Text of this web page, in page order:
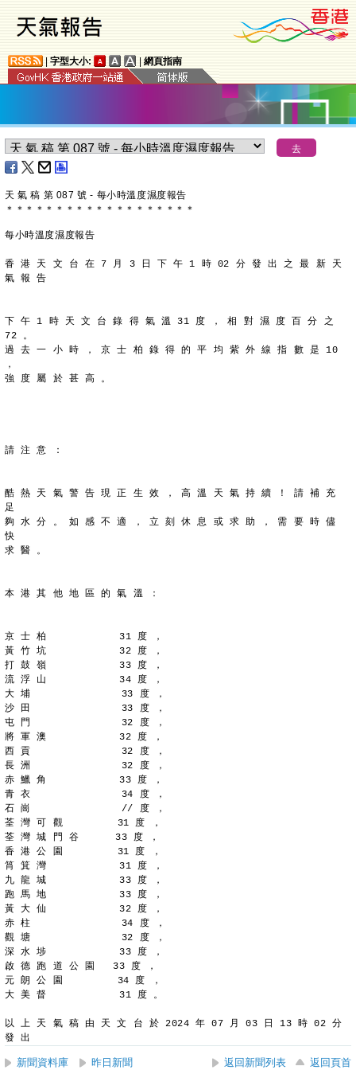
字型大小: 網頁指南
天 氣 稿 第 087 號 - 每小時溫度濕度報告
＊ ＊ ＊ ＊ ＊ ＊ ＊ ＊ ＊ ＊ ＊ ＊ ＊ ＊ ＊ ＊ ＊ ＊ ＊
每小時溫度濕度報告
香 港 天 文 台 在 7 月 3 日 下 午 1 時 02 分 發 出 之 最 新 天
氣 報 告
下 午 1 時 天 文 台 錄 得 氣 溫 31 度 ， 相 對 濕 度 百 分 之
72 。
過 去 一 小 時 ， 京 士 柏 錄 得 的 平 均 紫 外 線 指 數 是 10
，
強 度 屬 於 甚 高 。
請 注 意 ：
酷 熱 天 氣 警 告 現 正 生 效 ， 高 溫 天 氣 持 續 ！ 請 補 充
足
夠 水 分 。 如 感 不 適 ， 立 刻 休 息 或 求 助 ， 需 要 時 儘
快
求 醫 。
本 港 其 他 地 區 的 氣 溫 ：
京 士 柏            31 度 ，
黃 竹 坑            32 度 ，
打 鼓 嶺            33 度 ，
流 浮 山            34 度 ，
大 埔               33 度 ，
沙 田               33 度 ，
屯 門               32 度 ，
將 軍 澳            32 度 ，
西 貢               32 度 ，
長 洲               32 度 ，
赤 鱲 角            33 度 ，
青 衣               34 度 ，
石 崗               // 度 ，
荃 灣 可 觀         31 度 ，
荃 灣 城 門 谷      33 度 ，
香 港 公 園         31 度 ，
筲 箕 灣            31 度 ，
九 龍 城            33 度 ，
跑 馬 地            33 度 ，
黃 大 仙            32 度 ，
赤 柱               34 度 ，
觀 塘               32 度 ，
深 水 埗            33 度 ，
啟 德 跑 道 公 園   33 度 ，
元 朗 公 園         34 度 ，
大 美 督            31 度 。
以 上 天 氣 稿 由 天 文 台 於 2024 年 07 月 03 日 13 時 02 分
發 出
新聞資料庫 昨日新聞 返回新聞列表 返回頁首